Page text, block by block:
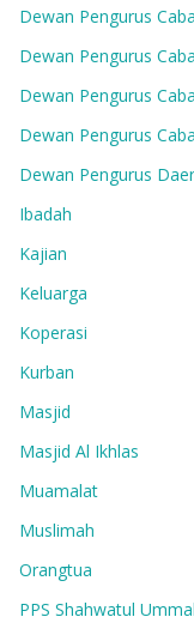
Dewan Pengurus
Dewan Pengurus
Dewan Pengurus
Dewan Pengurus
Dewan Pengurus
Ibadah
Kajian
Keluarga
Koperasi
Kurban
Masjid
Masjid Al Ikhlas
Muamalat
Muslimah
Orangtua
PPS Shahwatul